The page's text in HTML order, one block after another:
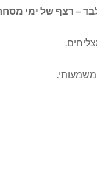
– רצף של ימי
משמעותי.